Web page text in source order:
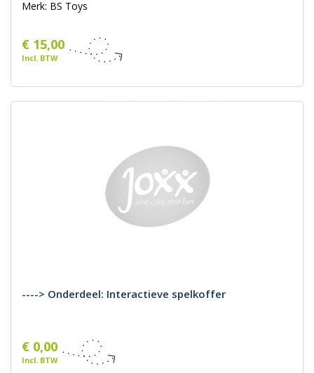
Merk: BS Toys
€ 15,00
Incl. BTW
----> Onderdeel: Interactieve spelkoffer
€ 0,00
Incl. BTW